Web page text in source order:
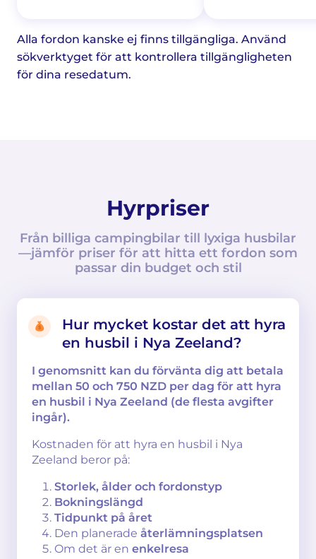
Alla fordon kanske ej finns tillgängliga. Använd
sökverktyget för att kontrollera tillgängligheten
för dina resedatum.
Hyrpriser
Från billiga campingbilar till lyxiga husbilar
—jämför priser för att hitta ett fordon som
passar din budget och stil
Hur mycket kostar det att hyra
en husbil i Nya Zeeland?
I genomsnitt kan du förvänta dig att betala
mellan 50 och 750 NZD per dag för att hyra
en husbil i Nya Zeeland (de flesta avgifter
ingår).
Kostnaden för att hyra en husbil i Nya
Zeeland beror på:
Storlek, ålder och fordonstyp
Bokningslängd
Tidpunkt på året
Den planerade återlämningsplatsen
Om det är en enkelresa